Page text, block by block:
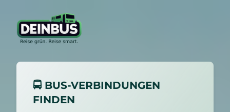
🚍 BUS-VERBINDUNGEN
FINDEN